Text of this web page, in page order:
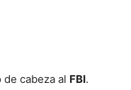
cabeza al FBI.